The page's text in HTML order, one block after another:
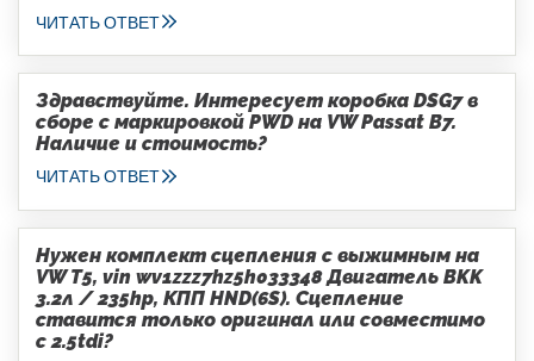
ЧИТАТЬ ОТВЕТ
Здравствуйте. Интересует коробка DSG7 в
сборе с маркировкой PWD на VW Passat B7.
Наличие и стоимость?
ЧИТАТЬ ОТВЕТ
Нужен комплект сцепления с выжимным на
VW T5, vin wv1zzz7hz5h033348 Двигатель BKK
3.2л / 235hp, КПП HND(6S). Сцепление
ставится только оригинал или совместимо
с 2.5tdi?